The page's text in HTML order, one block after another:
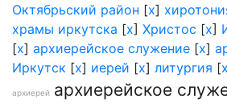
Октябрьский район [x]
храмы иркутска [x] Христос [x]
[x] архиерейское служение [x]
Иркутск [x] иерей [x] литургия [x
архиерей архиерейское